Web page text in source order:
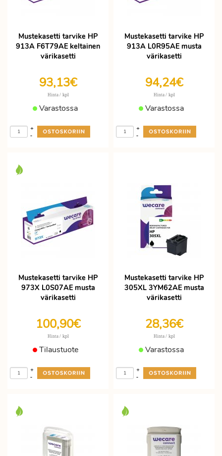
Mustekasetti tarvike HP
913A F6T79AE keltainen
värikasetti
93,13€
Hinta / kpl
Varastossa
-
+
Mustekasetti tarvike HP
913A L0R95AE musta
värikasetti
94,24€
Hinta / kpl
Varastossa
-
+
Mustekasetti tarvike HP
973X L0S07AE musta
värikasetti
100,90€
Hinta / kpl
Tilaustuote
-
+
Mustekasetti tarvike HP
305XL 3YM62AE musta
värikasetti
28,36€
Hinta / kpl
Varastossa
-
+